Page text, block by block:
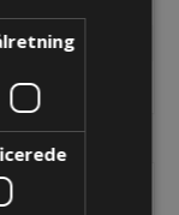
2 på lager
KØB